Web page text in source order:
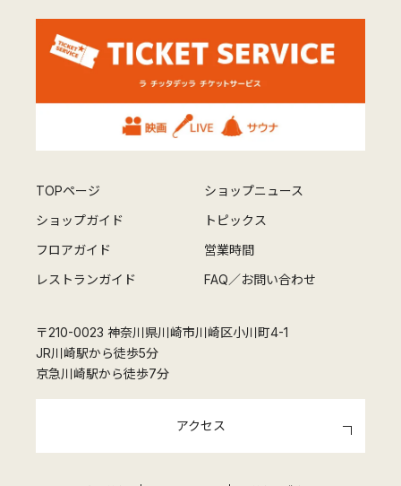
TOPページ
ショップニュース
ショップガイド
トピックス
フロアガイド
営業時間
レストランガイド
FAQ／お問い合わせ
〒210-0023 神奈川県川崎市川崎区小川町4-1
JR川崎駅から徒歩5分
京急川崎駅から徒歩7分
アクセス